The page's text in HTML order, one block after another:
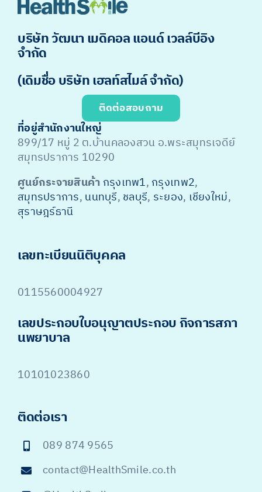
บริษัท วัฒนา เมดิคอล แอนด์ เวลล์บีอิง
จำกัด
(เดิมชื่อ บริษัท เฮลท์สไมล์ จำกัด)
ติดต่อสอบถาม
ที่อยู่สำนักงานใหญ่
899/17 หมู่ 2 ต.บ้านคลองสวน อ.พระสมุทรเจดีย์
สมุทรปราการ 10290
ศูนย์กระจายสินค้า กรุงเทพ1, กรุงเทพ2,
สมุทรปราการ, นนทบุรี, ชลบุรี, ระยอง, เชียงใหม่,
สุราษฎร์ธานี
เลขทะเบียนนิติบุคคล
0115560004927
เลขประกอบใบอนุญาตประกอบ กิจการสภา
นพยาบาล
10101023860
ติดต่อเรา
089 874 9565
contact@HealthSmile.co.th